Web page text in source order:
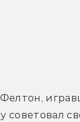
советовал